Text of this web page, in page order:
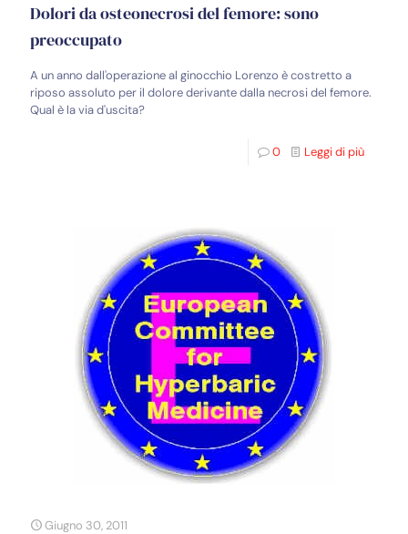
Dolori da osteonecrosi del femore: sono
preoccupato
A un anno dall'operazione al ginocchio Lorenzo è costretto a
riposo assoluto per il dolore derivante dalla necrosi del femore.
Qual è la via d'uscita?
0 Leggi di più
Giugno 30, 2011